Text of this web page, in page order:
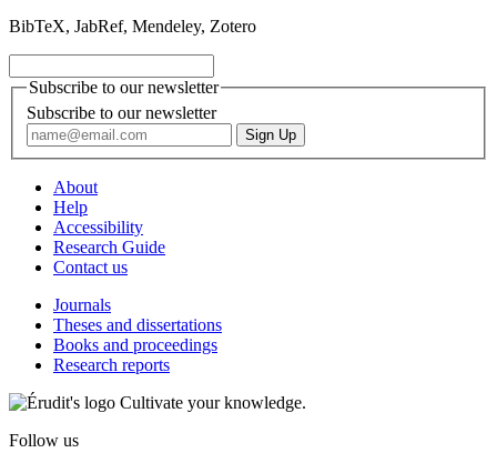
BibTeX, JabRef, Mendeley, Zotero
Subscribe to our newsletter
Subscribe to our newsletter
About
Help
Accessibility
Research Guide
Contact us
Journals
Theses and dissertations
Books and proceedings
Research reports
Cultivate your knowledge.
Follow us